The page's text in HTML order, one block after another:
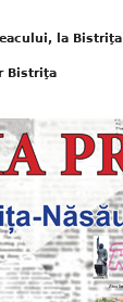
la Bistriţa
Bistriţa